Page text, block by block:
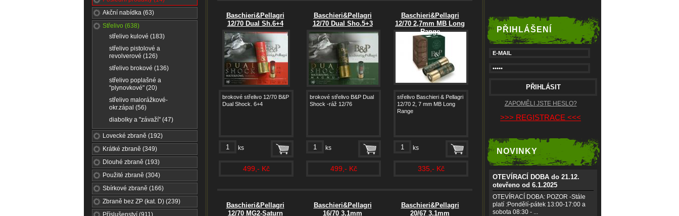
Akční nabídka (63)
Střelivo (638)
střelivo kulové (183)
střelivo pistolové a
revolverové (126)
střelivo brokové (136)
střelivo poplašné a
"plynovkové" (20)
střelivo malorážkové-
okr.zápal (56)
diabolky a "závaží" (47)
Lovecké zbraně (192)
Krátké zbraně (349)
Dlouhé zbraně (193)
Použité zbraně (304)
Sbírkové zbraně (166)
Zbraně bez ZP (kat. D) (239)
Příslušenství (911)
Baschieri&Pellagri
12/70 Dual Sh.6+4
brokové střelivo 12/70 B&P
Dual Shock. 6+4
ks
499,- Kč
Baschieri&Pellagri
12/70 Dual Sho.5+3
brokové střelivo B&P Dual
Shock -ráž 12/76
ks
499,- Kč
Baschieri&Pellagri
12/70 2,7mm MB Long
Range
střelivo Baschieri & Pellagri
12/70 2, 7 mm MB Long
Range
ks
335,- Kč
Baschieri&Pellagri
12/70 MG2-Saturn
Baschieri&Pellagri
16/70 3,1mm
Baschieri&Pellagri
20/67 3,1mm
PŘIHLÁŠENÍ
ZAPOMĚLI JSTE HESLO?
>>> REGISTRACE <<<
NOVINKY
OTEVÍRACÍ DOBA do 21.12.
otevřeno od 6.1.2025
OTEVÍRACÍ DOBA: POZOR -Stále
platí :Pondělí-pátek 13:00-17:00 a
sobota 08:30 - ...